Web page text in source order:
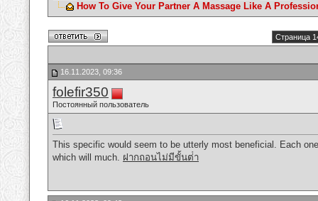
How To Give Your Partner A Massage Like A
Страница
16.11.2023, 09:36
folefir350
Постоянный пользователь
This specific would seem to be utterly most beneficial. Each
which will much. ฝากถอนไม่มีขั้นต่ํา